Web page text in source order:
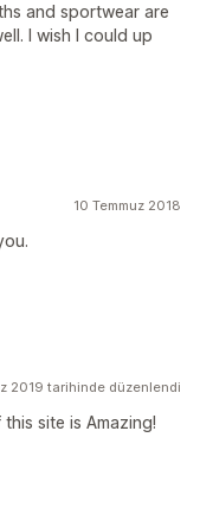
and sportwear are
I wish I could up
10 Temmuz 2018
2019 tarihinde düzenlendi
site is Amazing!